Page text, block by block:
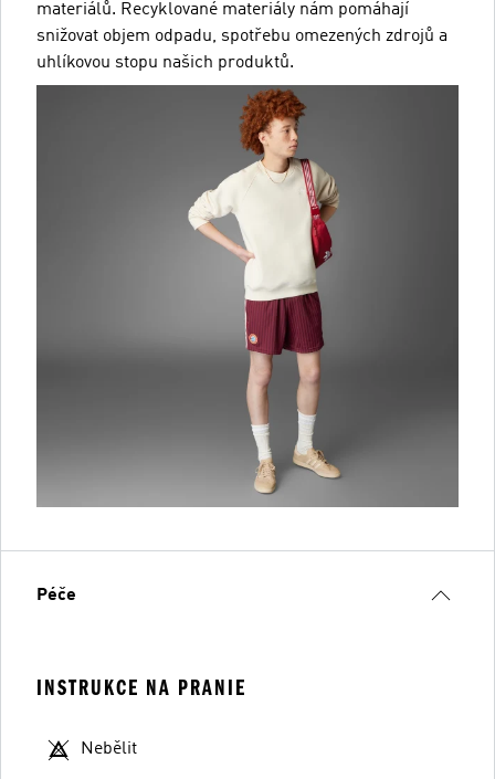
materiálů. Recyklované materiály nám pomáhají
snižovat objem odpadu, spotřebu omezených zdrojů a
uhlíkovou stopu našich produktů.
Péče
INSTRUKCE NA PRANIE
Nebělit